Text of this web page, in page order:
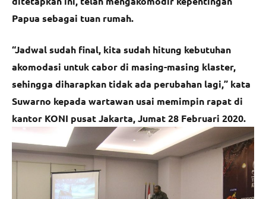
Papua sebagai tuan rumah.
“Jadwal sudah final, kita sudah hitung kebutuhan
akomodasi untuk cabor di masing-masing klaster,
sehingga diharapkan tidak ada perubahan lagi,” kata
Suwarno kepada wartawan usai memimpin rapat di
kantor KONI pusat Jakarta, Jumat 28 Februari 2020.